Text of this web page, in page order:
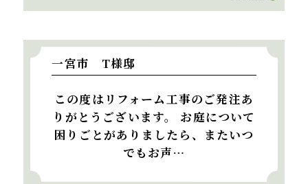
一宮市 T様邸
この度はリフォーム工事のご発注あ
りがとうございます。 お庭について
困りごとがありましたら、またいつ
でもお声…